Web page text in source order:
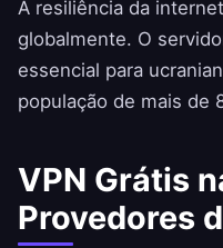
A resiliência da
globalmente. O
essencial para
população de mais de
VPN Grátis
Provedores